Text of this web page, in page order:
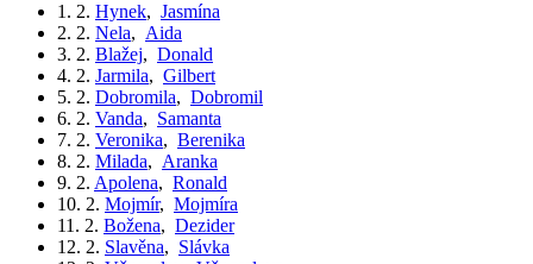
1. 2. Hynek, Jasmína
2. 2. Nela, Aida
3. 2. Blažej, Donald
4. 2. Jarmila, Gilbert
5. 2. Dobromila, Dobromil
6. 2. Vanda, Samanta
7. 2. Veronika, Berenika
8. 2. Milada, Aranka
9. 2. Apolena, Ronald
10. 2. Mojmír, Mojmíra
11. 2. Božena, Dezider
12. 2. Slavěna, Slávka